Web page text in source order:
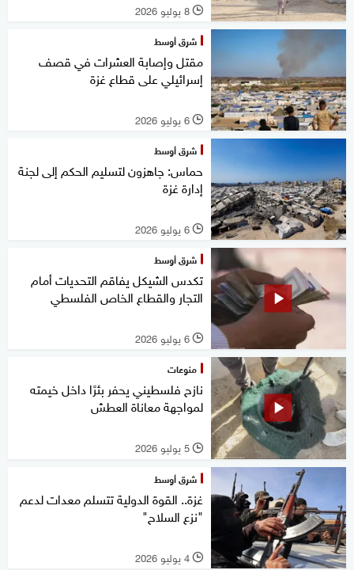
l 8 يوليو 2026
شرق أوسط
مقتل وإصابة العشرات في قصف
إسرائيلي على قطاع غزة
l 6 يوليو 2026
شرق أوسط
حماس: جاهزون لتسليم الحكم إلى لجنة
إدارة غزة
l 6 يوليو 2026
شرق أوسط
تكدس الشيكل يفاقم التحديات أمام
التجار والقطاع الخاص الفلسطي
l 6 يوليو 2026
منوعات
نازح فلسطيني يحفر بئرًا داخل خيمته
لمواجهة معاناة العطش
l 5 يوليو 2026
شرق أوسط
غزة.. القوة الدولية تتسلم معدات لدعم
"نزع السلاح"
l 4 يوليو 2026